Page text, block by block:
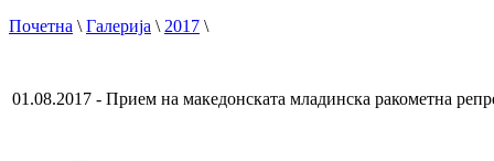
Почетна \Галерија \2017 \
01.08.2017 - Прием на македонската младинска ракометна